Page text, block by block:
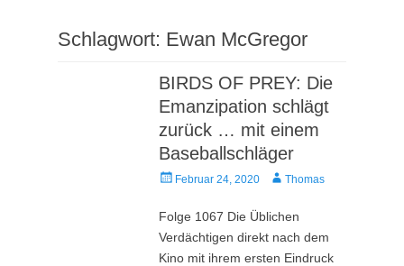
Schlagwort: Ewan McGregor
BIRDS OF PREY: Die
Emanzipation schlägt
zurück … mit einem
Baseballschläger
Veröffentlicht
Februar 24, 2020 AutorThomas
Folge 1067 Die Üblichen
Verdächtigen direkt nach dem
Kino mit ihrem ersten Eindruck